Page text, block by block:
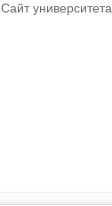
Сайт университета